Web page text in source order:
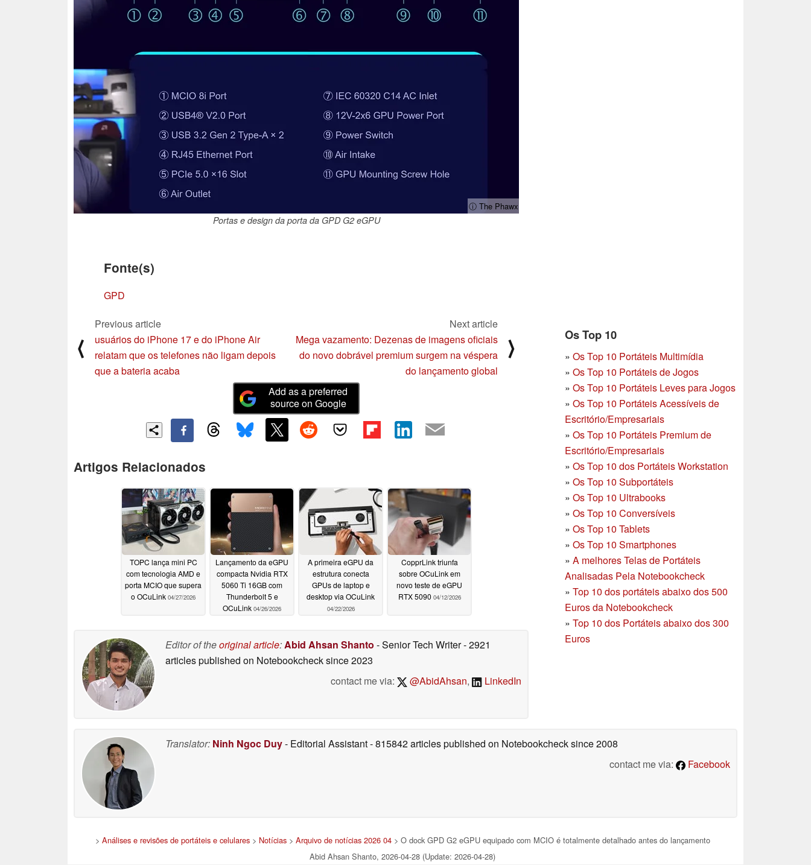
ⓘ The Phawx
Portas e design da porta da GPD G2 eGPU
Fonte(s)
GPD
Os Top 10
» Os Top 10 Portáteis Multimídia
» Os Top 10 Portáteis de Jogos
» Os Top 10 Portáteis Leves para Jogos
» Os Top 10 Portáteis Acessíveis de
Escritório/Empresariais
» Os Top 10 Portáteis Premium de
Escritório/Empresariais
» Os Top 10 dos Portáteis Workstation
» Os Top 10 Subportáteis
» Os Top 10 Ultrabooks
» Os Top 10 Conversíveis
» Os Top 10 Tablets
» Os Top 10 Smartphones
» A melhores Telas de Portáteis
Analisadas Pela Notebookcheck
» Top 10 dos portáteis abaixo dos 500
Euros da Notebookcheck
» Top 10 dos Portáteis abaixo dos 300
Euros
⟨
Previous article
usuários do iPhone 17 e do iPhone Air
relatam que os telefones não ligam depois
que a bateria acaba
Next article
Mega vazamento: Dezenas de imagens oficiais
do novo dobrável premium surgem na véspera
do lançamento global
⟩
Add as a preferred
source on Google
Artigos Relacionados
TOPC lança mini PC
com tecnologia AMD e
porta MCIO que supera
o OCuLink 04/27/2026
Lançamento da eGPU
compacta Nvidia RTX
5060 Ti 16GB com
Thunderbolt 5 e
OCuLink 04/26/2026
A primeira eGPU da
estrutura conecta
GPUs de laptop e
desktop via OCuLink
04/22/2026
CopprLink triunfa
sobre OCuLink em
novo teste de eGPU
RTX 5090 04/12/2026
Editor of theoriginal article:Abid Ahsan Shanto - Senior Tech Writer- 2921
articles published on Notebookchecksince 2023
contact me via:
@AbidAhsan, LinkedIn
Translator: Ninh Ngoc Duy- Editorial Assistant- 815842 articles published on Notebookchecksince 2008
contact me via:
Facebook
> Análises e revisões de portáteis e celulares> Notícias> Arquivo de notícias 2026 04> O dock GPD G2 eGPU equipado com MCIO é totalmente detalhado antes do lançamento
Abid Ahsan Shanto, 2026-04-28 (Update: 2026-04-28)